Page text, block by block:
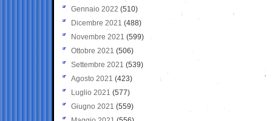
Gennaio 2022 (510)
Dicembre 2021 (488)
Novembre 2021 (599)
Ottobre 2021 (506)
Settembre 2021 (539)
Agosto 2021 (423)
Luglio 2021 (577)
Giugno 2021(559)